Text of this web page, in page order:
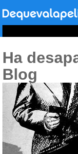
Ha
Blog